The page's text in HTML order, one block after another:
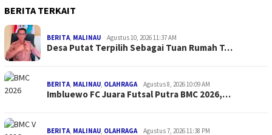
BERITA TERKAIT
BERITA, MALINAU Agustus 10, 2026 11:37 AM
Desa Putat Terpilih Sebagai Tuan Rumah T…
BERITA, MALINAU, OLAHRAGA Agustus 8, 2026 10:09 AM
Imbluewo FC Juara Futsal Putra BMC 2026,…
BERITA, MALINAU, OLAHRAGA Agustus 7, 2026 11:38 PM